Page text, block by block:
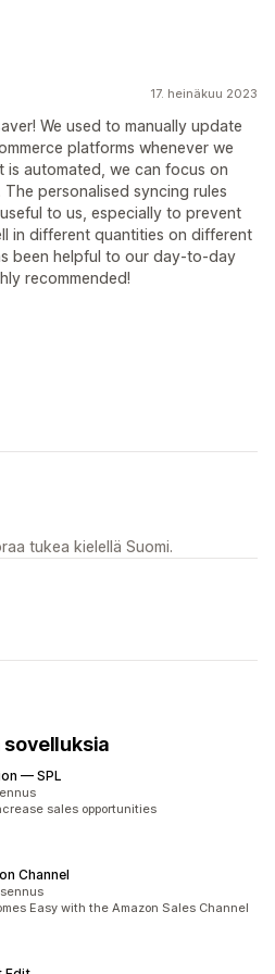
17. heinäkuu 2023
We used to manually update
platforms whenever we
is automated, we can focus on
personalised syncing rules
to us, especially to prevent
in different quantities on different
been helpful to our day-to-day
recommended!
tukea kielellä Suomi.
— SPL
sales opportunities
Channel
Easy with the Amazon Sales Channel